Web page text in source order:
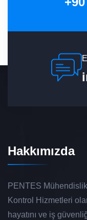
Hakkımızda
PENTES
Kontrol Hizmetleri
hayatını ve iş